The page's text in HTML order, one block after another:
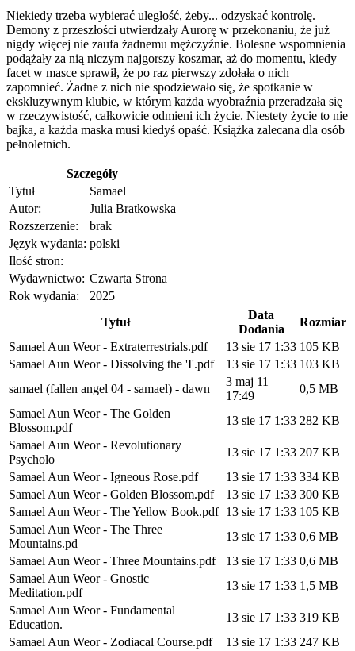
Niekiedy trzeba wybierać uległość, żeby... odzyskać kontrolę.
Demony z przeszłości utwierdzały Aurorę w przekonaniu, że już
nigdy więcej nie zaufa żadnemu mężczyźnie. Bolesne wspomnienia
podążały za nią niczym najgorszy koszmar, aż do momentu, kiedy
facet w masce sprawił, że po raz pierwszy zdołała o nich
zapomnieć. Żadne z nich nie spodziewało się, że spotkanie w
ekskluzywnym klubie, w którym każda wyobraźnia przeradzała się
w rzeczywistość, całkowicie odmieni ich życie. Niestety życie to nie
bajka, a każda maska musi kiedyś opaść. Książka zalecana dla osób
pełnoletnich.
Szczegóły
Tytuł
Samael
Autor:
Julia Bratkowska
Rozszerzenie:
brak
Język wydania: polski
Ilość stron:
Wydawnictwo: Czwarta Strona
Rok wydania:
2025
Tytuł
Data
Dodania
Rozmiar
Samael Aun Weor - Extraterrestrials.pdf
13 sie 17 1:33 105 KB
Samael Aun Weor - Dissolving the 'I'.pdf
13 sie 17 1:33 103 KB
samael (fallen angel 04 - samael) - dawn
3 maj 11
17:49
0,5 MB
Samael Aun Weor - The Golden
Blossom.pdf
13 sie 17 1:33 282 KB
Samael Aun Weor - Revolutionary
Psycholo
13 sie 17 1:33 207 KB
Samael Aun Weor - Igneous Rose.pdf
13 sie 17 1:33 334 KB
Samael Aun Weor - Golden Blossom.pdf
13 sie 17 1:33 300 KB
Samael Aun Weor - The Yellow Book.pdf 13 sie 17 1:33 105 KB
Samael Aun Weor - The Three
Mountains.pd
13 sie 17 1:33 0,6 MB
Samael Aun Weor - Three Mountains.pdf
13 sie 17 1:33 0,6 MB
Samael Aun Weor - Gnostic
Meditation.pdf
13 sie 17 1:33 1,5 MB
Samael Aun Weor - Fundamental
Education.
13 sie 17 1:33 319 KB
Samael Aun Weor - Zodiacal Course.pdf
13 sie 17 1:33 247 KB